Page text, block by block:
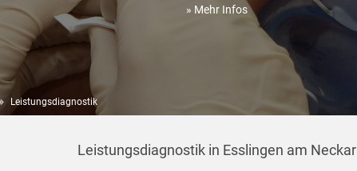
» Mehr Infos
Leistungsdiagnostik
Leistungsdiagnostik in Esslingen am Neckar